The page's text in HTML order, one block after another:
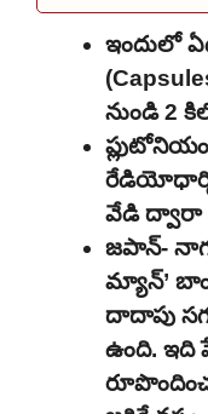
ఇందులో
నుండి 2
వేడి ద్వారా
జపాన్-
మ్యాన్’
దాదాపు
ఉంది. ఇది